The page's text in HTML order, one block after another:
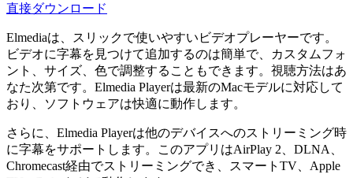
直接ダウンロード
Elmediaは、スリックで使いやすいビデオプレーヤーです。
ビデオに字幕を見つけて追加するのは簡単で、カスタムフォ
ント、サイズ、色で調整することもできます。視聴方法はあ
なた次第です。Elmedia Playerは最新のMacモデルに対応して
おり、ソフトウェアは快適に動作します。
さらに、Elmedia Playerは他のデバイスへのストリーミング時
に字幕をサポートします。このアプリはAirPlay 2、DLNA、
Chromecast経由でストリーミングでき、スマートTV、Apple